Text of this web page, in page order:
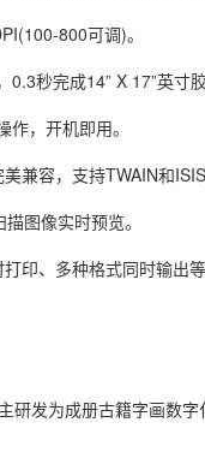
800可调)。
秒完成14” X 17”英寸胶
，开机即用。
容，支持TWAIN和ISIS
图像实时预览。
、多种格式同时输出等
发为成册古籍字画数字